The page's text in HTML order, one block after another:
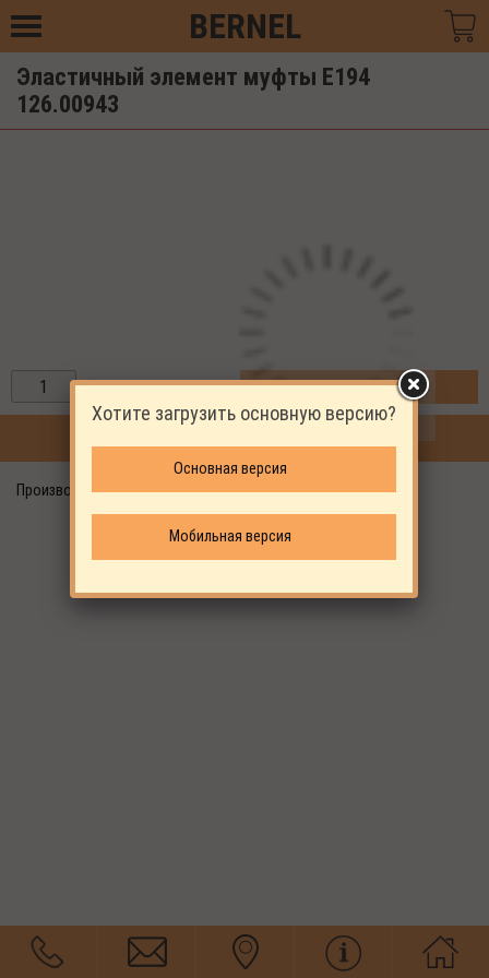
BERNEL
Эластичный элемент муфты E194
126.00943
ЗАКАЗАТЬ
Производитель: ALUP
Хотите загрузить основную версию?
Основная версия
Мобильная версия